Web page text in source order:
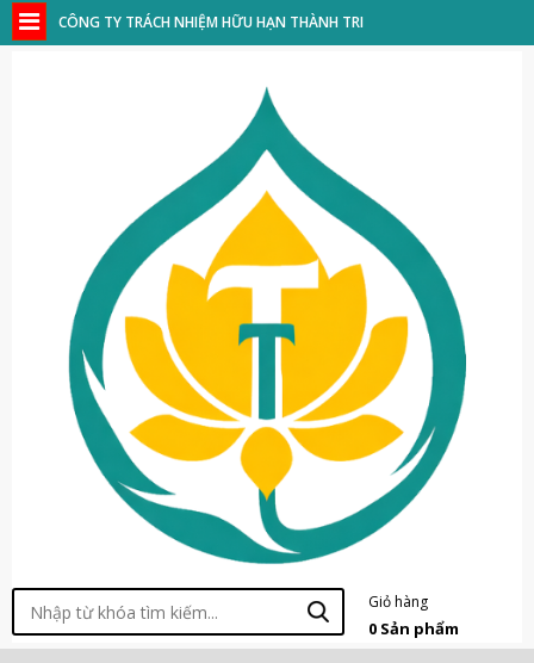
CÔNG TY TRÁCH NHIỆM HỮU HẠN THÀNH TRI
Giỏ hàng
0 Sản phẩm